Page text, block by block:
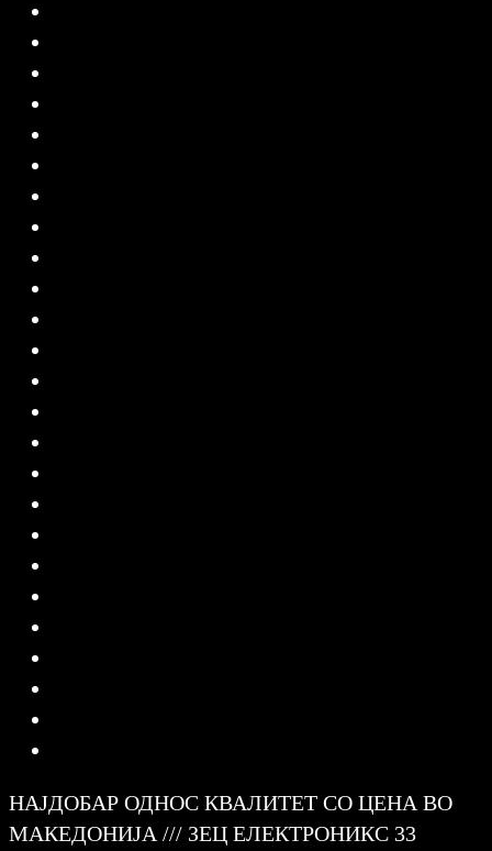
НАЈДОБАР ОДНОС КВАЛИТЕТ СО ЦЕНА ВО
МАКЕДОНИЈА /// ЗЕЦ ЕЛЕКТРОНИКС 33